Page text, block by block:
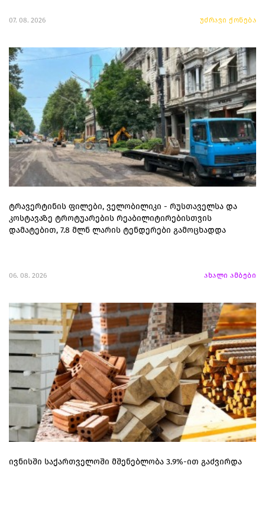
07. 08. 2026 უძრავი ქონება
ტრავერტინის ფილები, ველობილიკი - რუსთაველსა და
კოსტავაზე ტროტუარების რეაბილიტირებისთვის
დამატებით, 7.8 მლნ ლარის ტენდერები გამოცხადდა
06. 08. 2026 ახალი ამბები
ივნისში საქართველოში მშენებლობა 3.9%-ით გაძვირდა